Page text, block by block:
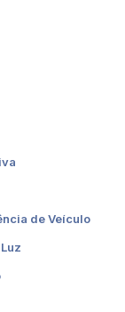
de Veículo